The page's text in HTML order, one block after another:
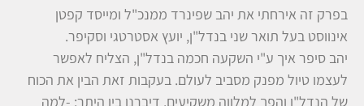
בפרק זה אירחתי את יהב שפינרד ממנכ"ל ומייסד קפטן
אינווסט בעל תואר שני בנדל"ן, יועץ אסטרטגי וסקיפר.
יהב סיפר איך ע"י השקעה חכמה בנדל"ן, הצליח לאפשר
לעצמו טיול מפנק מסביב לעולם. בעקבות זאת הבין את הכוח
של הנדל"ן והפך למלווה משקיעים. דיברנו בין היתר: -למה